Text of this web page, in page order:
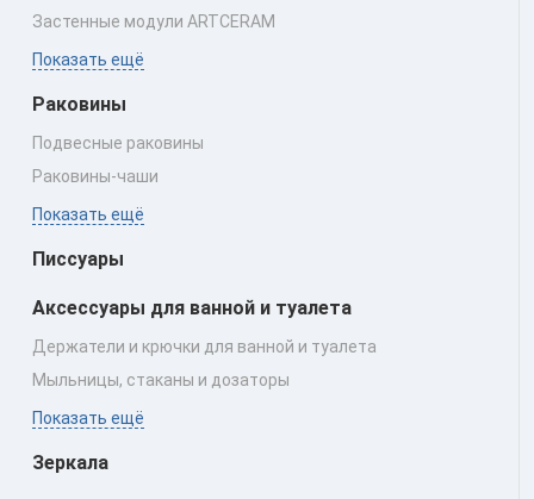
Застенные модули ARTCERAM
Показать ещё
Раковины
Подвесные раковины
Раковины‑чаши
Показать ещё
Писсуары
Аксессуары для ванной и туалета
Держатели и крючки для ванной и туалета
Мыльницы, стаканы и дозаторы
Показать ещё
Зеркала